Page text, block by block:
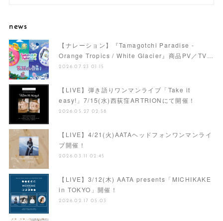
news
【ナレーション】『Tamagotchi Paradise -
Orange Tropics / White Glacier』商品PV／TV…
2026.07.23 01:15
【LIVE】弾き語りワンマンライブ「Take it
easy!」7/15(水)西荻窪ARTRIONにて開催！
2026.05.27 02:58
【LIVE】4/21(火)AATAヘッドフォンワンマンライ
ブ開催！
2026.03.11 02:45
【LIVE】3/12(木) AATA presents「MICHIKAKE
in TOKYO」開催！
2026.02.17 05:03